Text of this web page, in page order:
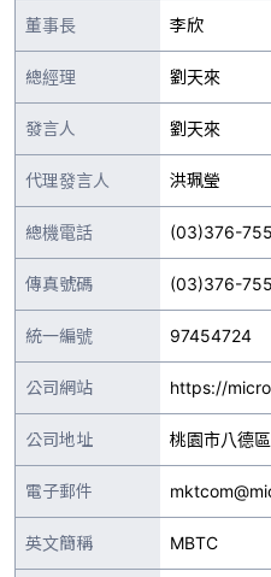
董事長 李欣
總經理 劉天來
發言人 劉天來
代理發言人 洪珮瑩
總機電話 (03)376-
傳真號碼 (03)376-
統一編號 97454724
公司網站 https://
公司地址 桃園市八德
電子郵件
英文簡稱 MBTC